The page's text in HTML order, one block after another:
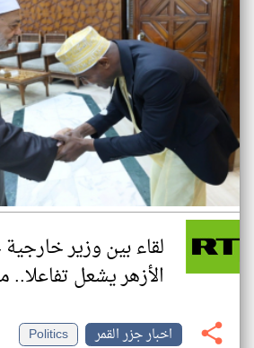
لقاء بين وزير
الأزهر يشعل تفاعلا..
اخبار جزر القمر
Politics